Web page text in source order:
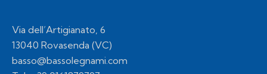
Via dell’Artigianato, 6
13040 Rovasenda (VC)
basso@bassolegnami.com